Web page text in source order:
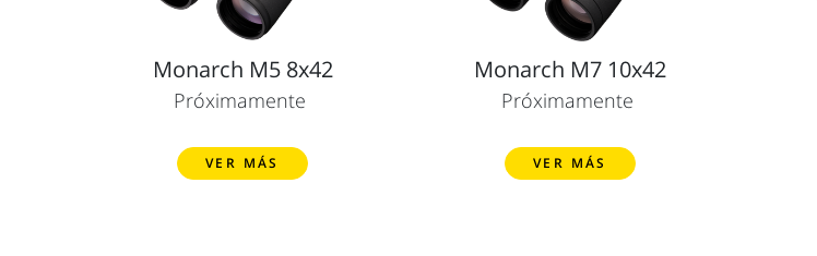
Monarch M5 8x42
Próximamente
VER MÁS
Monarch M7 10x42
Próximamente
VER MÁS